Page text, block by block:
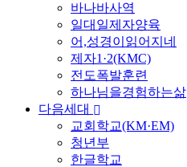
바나바사역
일대일제자양육
어,성경이읽어지네
제자1·2(KMC)
전도폭발훈련
하나님을경험하는삶
다음세대
교회학교(KM·EM)
청년부
한글학교